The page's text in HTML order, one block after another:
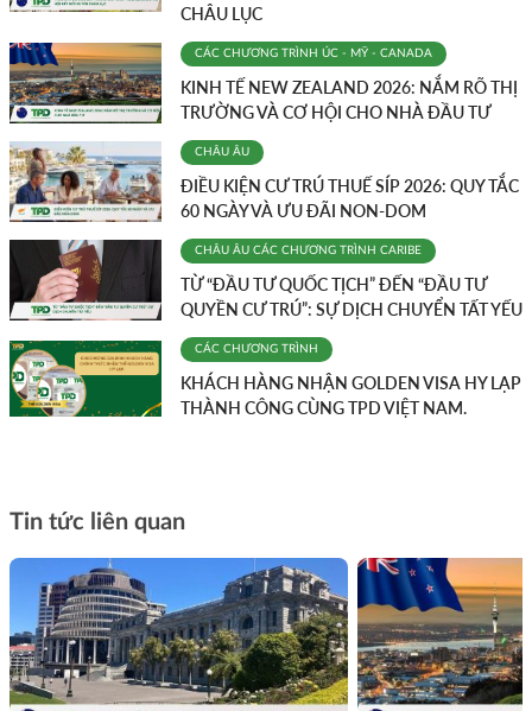
CHÂU LỤC
CÁC CHƯƠNG TRÌNH ÚC - MỸ - CANADA
KINH TẾ NEW ZEALAND 2026: NẮM RÕ THỊ
TRƯỜNG VÀ CƠ HỘI CHO NHÀ ĐẦU TƯ
CHÂU ÂU
ĐIỀU KIỆN CƯ TRÚ THUẾ SÍP 2026: QUY TẮC
60 NGÀY VÀ ƯU ĐÃI NON-DOM
CHÂU ÂU CÁC CHƯƠNG TRÌNH CARIBE
TỪ “ĐẦU TƯ QUỐC TỊCH” ĐẾN “ĐẦU TƯ
QUYỀN CƯ TRÚ”: SỰ DỊCH CHUYỂN TẤT YẾU
CÁC CHƯƠNG TRÌNH
KHÁCH HÀNG NHẬN GOLDEN VISA HY LẠP
THÀNH CÔNG CÙNG TPD VIỆT NAM.
Tin tức liên quan